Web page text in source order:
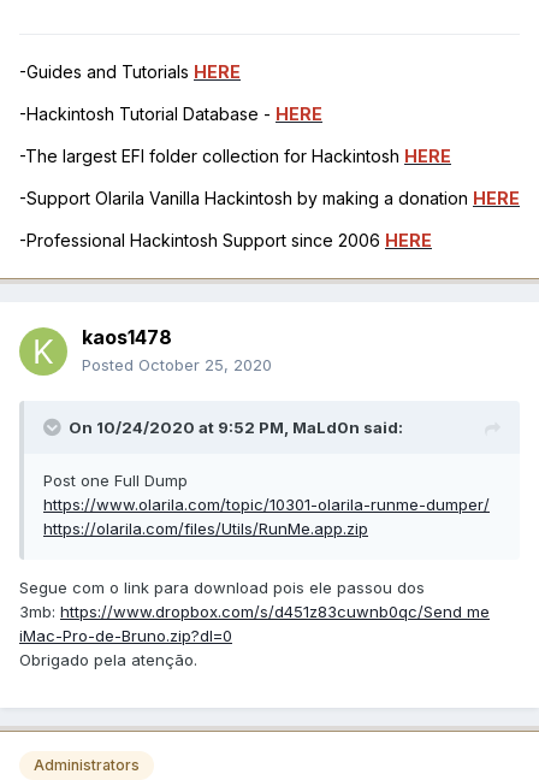
-Guides and Tutorials HERE
-Hackintosh Tutorial Database - HERE
-The largest EFI folder collection for Hackintosh HERE
-Support Olarila Vanilla Hackintosh by making a donation HERE
-Professional Hackintosh Support since 2006 HERE
kaos1478
Posted October 25, 2020
On 10/24/2020 at 9:52 PM, MaLd0n said:
Post one Full Dump
https://www.olarila.com/topic/10301-olarila-runme-dumper/
https://olarila.com/files/Utils/RunMe.app.zip
Segue com o link para download pois ele passou dos
3mb: https://www.dropbox.com/s/d451z83cuwnb0qc/Send me
iMac-Pro-de-Bruno.zip?dl=0
Obrigado pela atenção.
Administrators